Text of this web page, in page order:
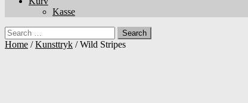
Kasse
Search
Home /Kunsttryk / Wild Stripes